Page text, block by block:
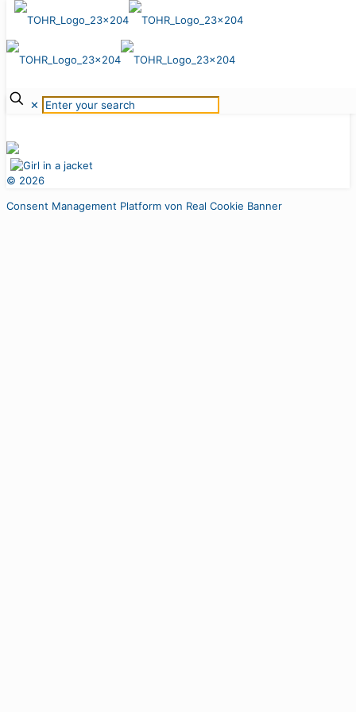
✕
sample
KONTAKT IMPRESSUM
© 2026
Consent Management Platform von Real Cookie Banner